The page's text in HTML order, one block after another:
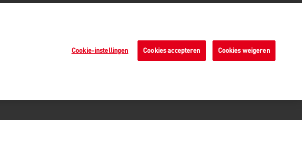
Veilige betaalmethoden - alle
Cookie-instellingen Cookies weigeren
Cookies accepteren